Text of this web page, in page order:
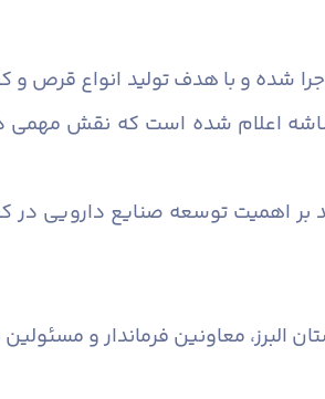
۵۰۰ میلیارد تومان اجرا شده و با هدف
عدد قرص و کپسول و ۱۰۰ هزار ساشه اعلام شده
بر اهمیت توسعه صنایع دارویی در
البرز، معاونین فرماندار و